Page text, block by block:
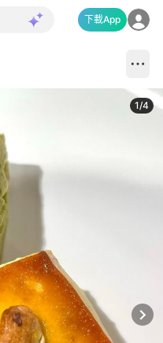
下載App
1/4